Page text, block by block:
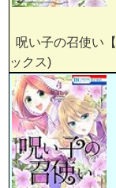
呪い子の召使い
ックス)